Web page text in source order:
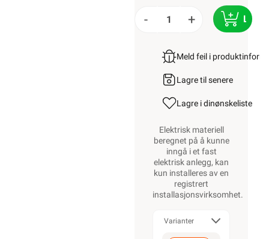
- +
Meld feil i
Lagre til senere
Lagre i dinønskeliste
Elektrisk materiell
beregnet på å kunne
inngå i et fast
elektrisk anlegg, kan
kun installeres av en
registrert
installasjonsvirksomhet.
Varianter